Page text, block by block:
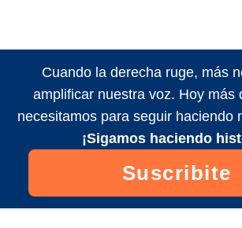
Cuando la derecha ruge, más
amplificar nuestra voz. Hoy más
necesitamos para seguir haciendo
¡Sigamos haciendo
Suscribite